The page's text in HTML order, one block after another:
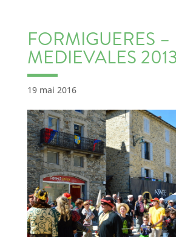
FORMIGUERES –
MEDIEVALES
19 mai 2016